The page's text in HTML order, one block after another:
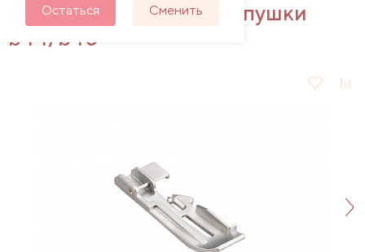
Остаться Сменить
Лапка Bernette для выпушки
b44/b48